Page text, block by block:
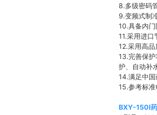
8.多级密码
9.变频式制
10.具备内
11.采用进
12.采用高
13.完善保
护、自动补
14.满足中
15.参考标
BXY-150I